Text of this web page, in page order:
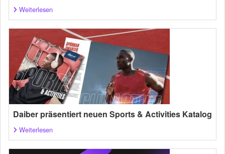
Weiterlesen
Daiber präsentiert neuen Sports & Activities Katalog
Weiterlesen